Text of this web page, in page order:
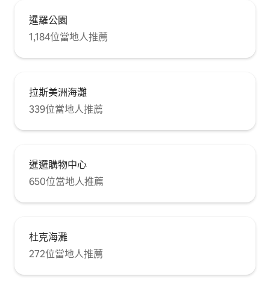
暹羅公園
1,184位當地人推薦
拉斯美洲海灘
339位當地人推薦
暹邏購物中心
650位當地人推薦
杜克海灘
272位當地人推薦